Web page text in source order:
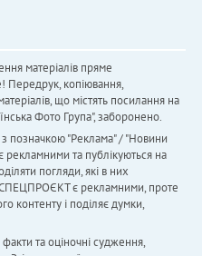
матеріалів пряме
Передрук, копіювання,
що містять посилання на
Фото Група", заборонено.
з позначкою "Реклама" / "Новини
рекламними та публікуються на
погляди, які в них
є рекламними, проте
контенту і поділяє думки,
та оціночні судження,